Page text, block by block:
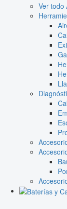
Ver todo